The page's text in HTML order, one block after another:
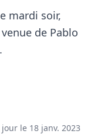
mardi soir,
de Pablo
jour le 18 janv. 2023